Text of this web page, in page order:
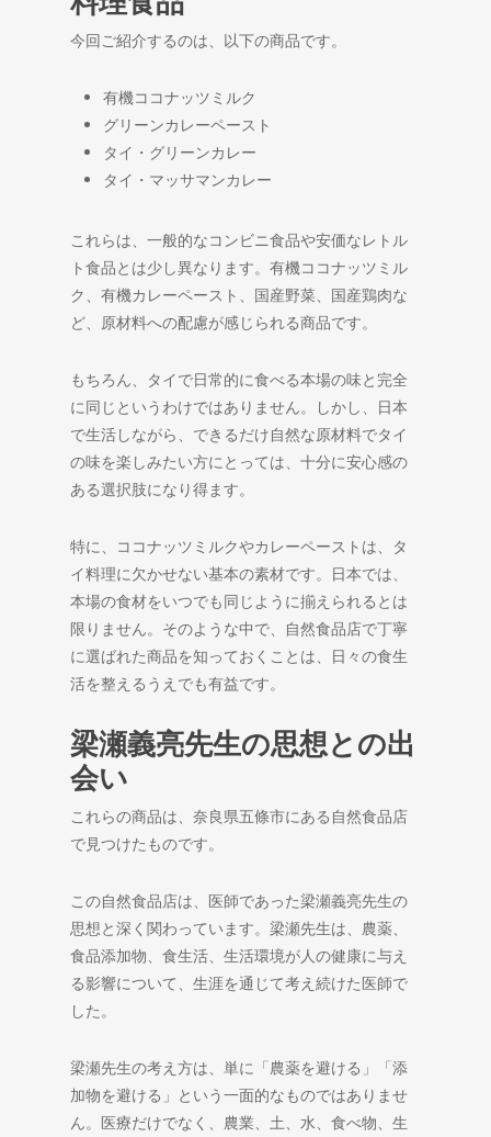
今回ご紹介するのは、以下の商品です。
有機ココナッツミルク
グリーンカレーペースト
タイ・グリーンカレー
タイ・マッサマンカレー
これらは、一般的なコンビニ食品や安価なレトル
ト食品とは少し異なります。有機ココナッツミル
ク、有機カレーペースト、国産野菜、国産鶏肉な
ど、原材料への配慮が感じられる商品です。
もちろん、タイで日常的に食べる本場の味と完全
に同じというわけではありません。しかし、日本
で生活しながら、できるだけ自然な原材料でタイ
の味を楽しみたい方にとっては、十分に安心感の
ある選択肢になり得ます。
特に、ココナッツミルクやカレーペーストは、タ
イ料理に欠かせない基本の素材です。日本では、
本場の食材をいつでも同じように揃えられるとは
限りません。そのような中で、自然食品店で丁寧
に選ばれた商品を知っておくことは、日々の食生
活を整えるうえでも有益です。
梁瀬義亮先生の思想との出
会い
これらの商品は、奈良県五條市にある自然食品店
で見つけたものです。
この自然食品店は、医師であった梁瀬義亮先生の
思想と深く関わっています。梁瀬先生は、農薬、
食品添加物、食生活、生活環境が人の健康に与え
る影響について、生涯を通じて考え続けた医師で
した。
梁瀬先生の考え方は、単に「農薬を避ける」「添
加物を避ける」という一面的なものではありませ
ん。医療だけでなく、農業、土、水、食べ物、生